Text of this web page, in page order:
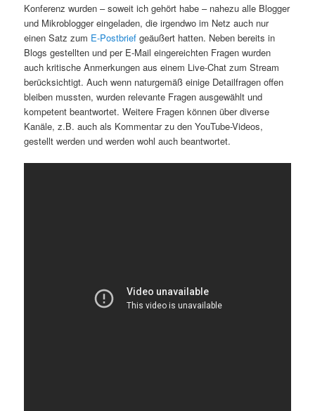
Konferenz wurden – soweit ich gehört habe – nahezu alle Blogger
und Mikroblogger eingeladen, die irgendwo im Netz auch nur
einen Satz zum E-Postbrief geäußert hatten. Neben bereits in
Blogs gestellten und per E-Mail eingereichten Fragen wurden
auch kritische Anmerkungen aus einem Live-Chat zum Stream
berücksichtigt. Auch wenn naturgemäß einige Detailfragen offen
bleiben mussten, wurden relevante Fragen ausgewählt und
kompetent beantwortet. Weitere Fragen können über diverse
Kanäle, z.B. auch als Kommentar zu den YouTube-Videos,
gestellt werden und werden wohl auch beantwortet.